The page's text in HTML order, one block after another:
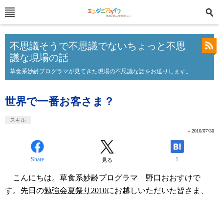
不思議そうで不思議でないちょっと不思
議な現場の話
草食系妙齢プログラマが見てきた現場の不思議な話をお送りします。
世界で一番お客さま？
スキル
» 2010/07/30
Share 見る 1
こんにちは。草食系妙齢プログラマ 野口おおすけで
す。先日の勉強会夏祭り2010にお越しいただいた皆さま、